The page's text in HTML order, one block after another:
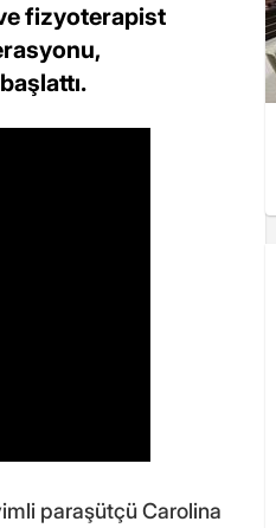
fizyoterapist
paraşütçü Carolina